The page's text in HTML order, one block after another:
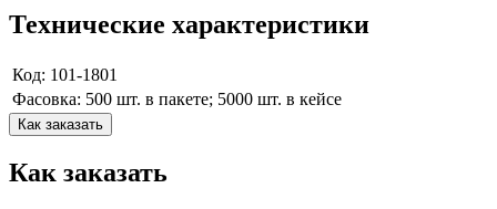
Технические характеристики
Код: 101-1801
Фасовка: 500 шт. в пакете; 5000 шт. в кейсе
Как заказать
Как заказать